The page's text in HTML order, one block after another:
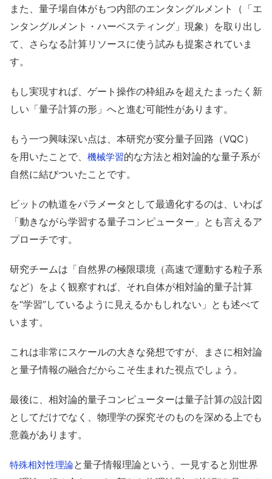
また、量子場自体がもつ内部のエンタングルメント（「エ
ンタングルメント・ハーベスティング」現象）を取り出し
て、さらなる計算リソースに使う試みも提案されていま
す。
もし実現すれば、ゲート操作の枠組みを超えたまったく新
しい「量子計算の形」へと進む可能性があります。
もう一つ興味深い点は、本研究が変分量子回路（VQC）
を用いたことで、 機械学習的な方法と相対論的な量子系が
自然に結びついたことです。
ビットの軌道をパラメータとして最適化するのは、いわば
「動きながら学習する量子コンピューター」とも言えるア
プローチです。
研究チームは「自然界の極限環境（高速で運動する粒子系
など）をよく観察すれば、それ自体が相対論的量子計算
を“学習”しているように見えるかもしれない」とも述べて
います。
これは非常にスケールの大きな発想ですが、まさに相対論
と量子情報の融合だからこそ生まれた視点でしょう。
最後に、相対論的量子コンピューターは量子計算の設計図
としてだけでなく、物理学の探究そのものを深める上でも
意義があります。
特殊相対性理論と量子情報理論という、一見すると別世界